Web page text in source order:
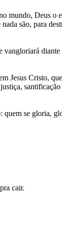
mundo, Deus o
são, para
vangloriará diante
Jesus Cristo,
santificação
quem se gloria,
cair.